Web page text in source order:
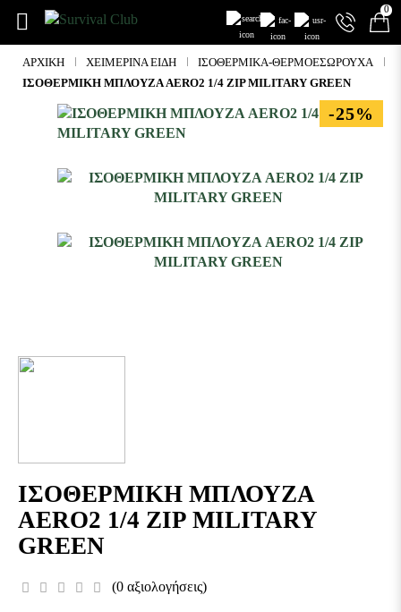
0
ΑΡΧΙΚΉ ΧΕΙΜΕΡΙΝΆ ΕΊΔΗ
ΙΣΟΘΕΡΜΙΚΆ-ΘΕΡΜΟΕΣΏΡΟΥΧΑ
ΙΣΟΘΕΡΜΙΚΗ ΜΠΛΟΥΖΑ AERO2 1/4 ZIP MILITARY GREEN
-25%
ΙΣΟΘΕΡΜΙΚΗ ΜΠΛΟΥΖΑ
AERO2 1/4 ZIP MILITARY
GREEN
(0 αξιολογήσεις)